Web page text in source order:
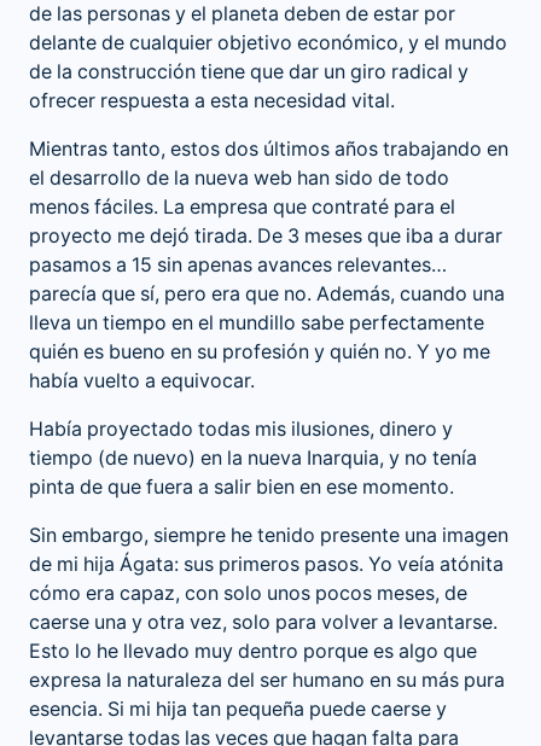
de las personas y el planeta deben de estar por
delante de cualquier objetivo económico, y el mundo
de la construcción tiene que dar un giro radical y
ofrecer respuesta a esta necesidad vital.
Mientras tanto, estos dos últimos años trabajando en
el desarrollo de la nueva web han sido de todo
menos fáciles. La empresa que contraté para el
proyecto me dejó tirada. De 3 meses que iba a durar
pasamos a 15 sin apenas avances relevantes…
parecía que sí, pero era que no. Además, cuando una
lleva un tiempo en el mundillo sabe perfectamente
quién es bueno en su profesión y quién no. Y yo me
había vuelto a equivocar.
Había proyectado todas mis ilusiones, dinero y
tiempo (de nuevo) en la nueva Inarquia, y no tenía
pinta de que fuera a salir bien en ese momento.
Sin embargo, siempre he tenido presente una imagen
de mi hija Ágata: sus primeros pasos. Yo veía atónita
cómo era capaz, con solo unos pocos meses, de
caerse una y otra vez, solo para volver a levantarse.
Esto lo he llevado muy dentro porque es algo que
expresa la naturaleza del ser humano en su más pura
esencia. Si mi hija tan pequeña puede caerse y
levantarse todas las veces que hagan falta para